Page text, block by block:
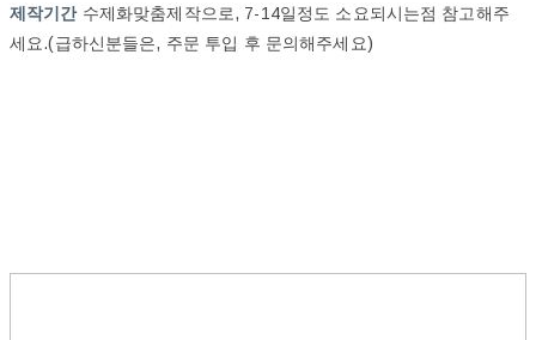
제작기간수제화맞춤제작으로, 7-14일정도 소요되시는점 참고해주
세요.(급하신분들은, 주문 투입 후 문의해주세요)